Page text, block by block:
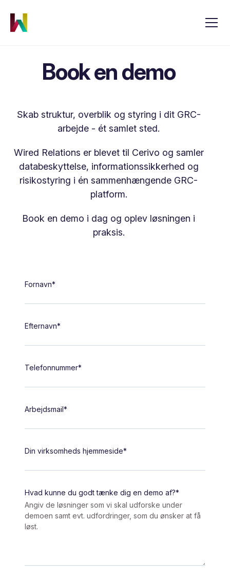
Book en demo
Skab struktur, overblik og styring i dit GRC-
arbejde - ét samlet sted.
Wired Relations er blevet til Cerivo og samler
databeskyttelse, informationssikkerhed og
risikostyring i én sammenhængende GRC-
platform.
Book en demo i dag og oplev løsningen i
praksis.
Fornavn*
Efternavn*
Telefonnummer*
Arbejdsmail*
Din virksomheds hjemmeside*
Hvad kunne du godt tænke dig en demo af?*
Angiv de løsninger som vi skal udforske under
demoen samt evt. udfordringer, som du ønsker at få
løst.